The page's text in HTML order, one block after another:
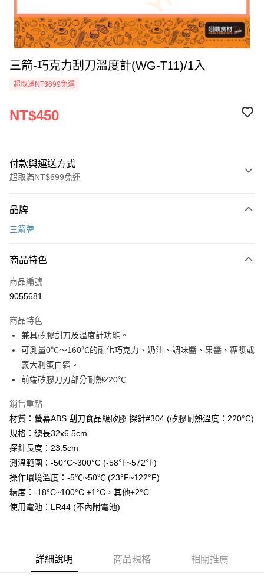
三箭-巧克力刮刀溫度計(WG-T11)/1入
超取滿NT$699免運
NT$450
付款與運送方式
超取滿NT$699免運
信用卡一次付款
運送方式
• 付款後全家取貨
• 付款後7-11取貨
每筆NT$60，滿NT$699(含以上)免運費
(請點開選項勾選)
每筆NT$250
品牌
三箭牌
商品特色
商品編號
9055681
商品特色
兼具矽膠刮刀及溫度計功能。
可測量0℃～160℃的融化巧克力、奶油、調味醬、果醬、糖漿或
義大利蛋白霜。
前端矽膠刀刃部分耐熱220℃
銷售重點
材質：螢幕ABS 刮刀食品級矽膠 探針#304 (矽膠耐熱溫度：220°C)
規格：總長32x6.5cm
探針長度：23.5cm
測溫範圍：-50°C~300°C (-58℉~572℉)
操作環境溫度：-5℃~50℃ (23°F~122°F)
精度：-18°C~100°C ±1°C，其他±2°C
使用電池：LR44 (不內附電池)
詳細說明 商品規格 相關推薦